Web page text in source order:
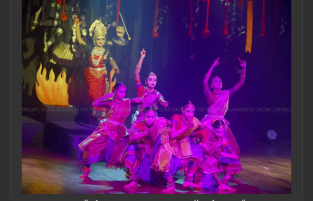
LOCAL
OBITUARY
NEWS 360
CASE DIARY
CINEMA